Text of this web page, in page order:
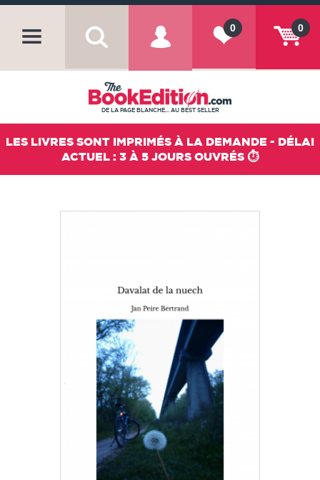
0
0
DE LA PAGE BLANCHE... AU BEST SELLER
LES LIVRES SONT IMPRIMÉS À LA DEMANDE - DÉLAI
ACTUEL : 3 À 5 JOURS OUVRÉS ⏱️